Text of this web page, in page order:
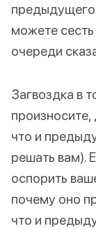
предыдущего
можете
очереди
Загвоздка в
что и
решать вам).
оспорить
почему оно
что и